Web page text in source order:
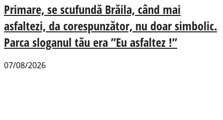
Primare, se scufundă Brăila, când mai
asfaltezi, da corespunzător, nu doar simbolic.
Parca sloganul tău era ”Eu asfaltez !”
07/08/2026